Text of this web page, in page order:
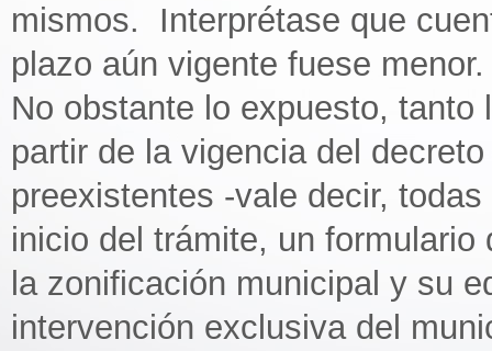
mismos. Interprétase que
plazo aún vigente fuese menor.
No obstante lo expuesto,
partir de la vigencia del
preexistentes -vale decir,
inicio del trámite, un
la zonificación municipal y su
intervención exclusiva del